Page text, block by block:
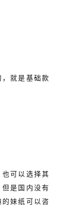
就是基础款
可以选择其
是国内没有
妹纸可以咨